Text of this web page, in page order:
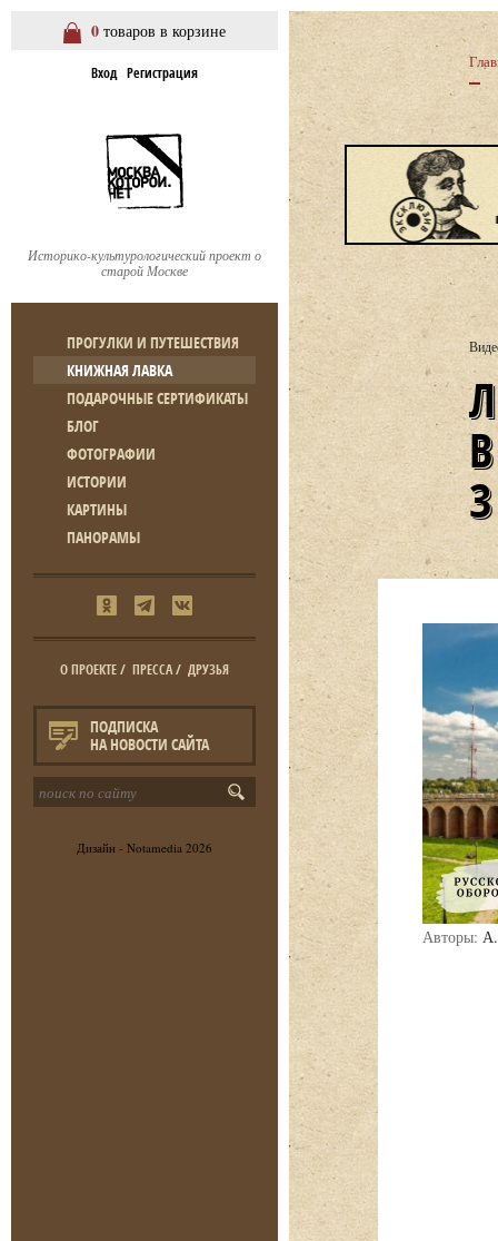
0 товаров в корзине
Вход Регистрация
Историко-культурологический проект о
старой Москве
ПРОГУЛКИ И ПУТЕШЕСТВИЯ
КНИЖНАЯ ЛАВКА
ПОДАРОЧНЫЕ СЕРТИФИКАТЫ
БЛОГ
ФОТОГРАФИИ
ИСТОРИИ
КАРТИНЫ
ПАНОРАМЫ
О ПРОЕКТЕ/ ПРЕССА/ ДРУЗЬЯ
ПОДПИСКА
НА НОВОСТИ САЙТА
Дизайн - Notamedia 2026
ЛЕКЦИЯ А.
Авторы: